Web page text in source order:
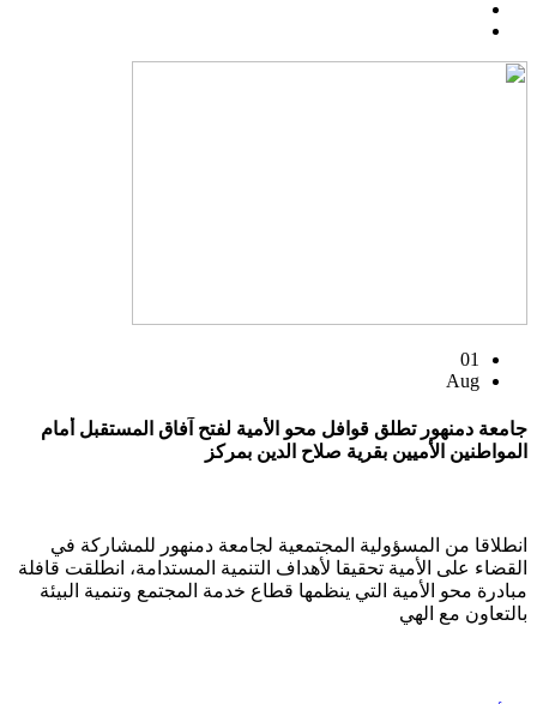
01
Aug
جامعة دمنهور تطلق قوافل محو الأمية لفتح آفاق المستقبل أمام
المواطنين الأميين بقرية صلاح الدين بمركز
انطلاقا من المسؤولية المجتمعية لجامعة دمنهور للمشاركة في
القضاء على الأمية تحقيقا لأهداف التنمية المستدامة، انطلقت قافلة
مبادرة محو الأمية التي ينظمها قطاع خدمة المجتمع وتنمية البيئة
بالتعاون مع الهي